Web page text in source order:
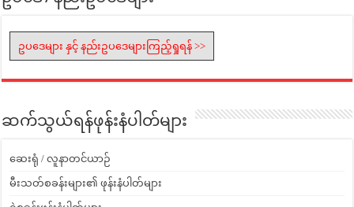
ဥပဒေများ နှင့် နည်းဥပဒေများကြည့်ရှုရန် >>
ဆက်သွယ်ရန်ဖုန်းနံပါတ်များ
ဆေးရုံ / လူနာတင်ယာဉ်
မီးသတ်စခန်းများ၏ ဖုန်းနံပါတ်များ